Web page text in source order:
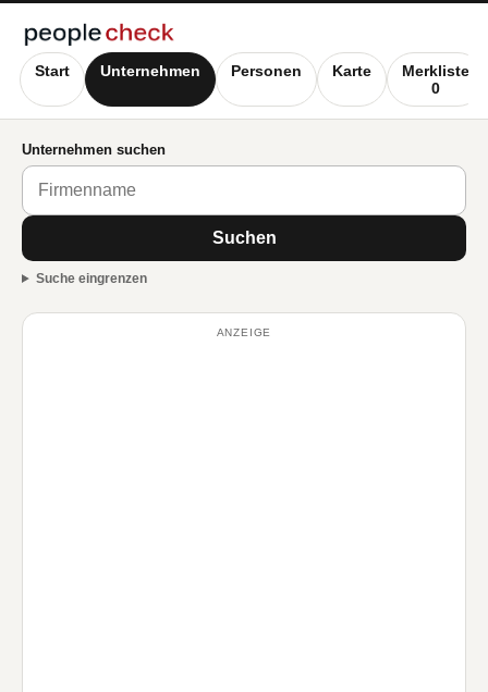
Start Unternehmen Personen Karte
Merkliste
0
Unternehmen suchen
Suchen
Suche eingrenzen
ANZEIGE